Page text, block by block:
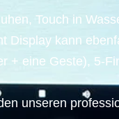
Touch in
Display kann
+ eine Geste), 5-
unseren